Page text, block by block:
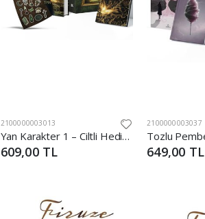
2100000003013
Yan Karakter 1 – Ciltli Hediyeli Kutu
609,00 TL
2100000003037
649,00 TL